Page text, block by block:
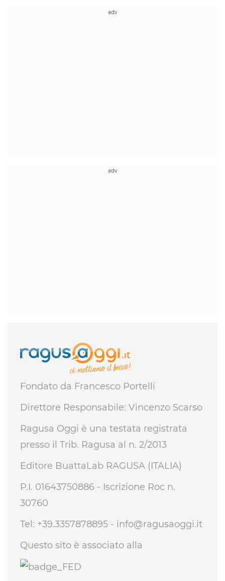
Fondato da Francesco Portelli
Direttore Responsabile: Vincenzo Scarso
Ragusa Oggi è una testata registrata
presso il Trib. Ragusa al n. 2/2013
Editore BuattaLab RAGUSA (ITALIA)
P.I. 01643750886 - Iscrizione Roc n.
30760
Tel: +39.3357878895 - info@ragusaoggi.it
Questo sito è associato alla